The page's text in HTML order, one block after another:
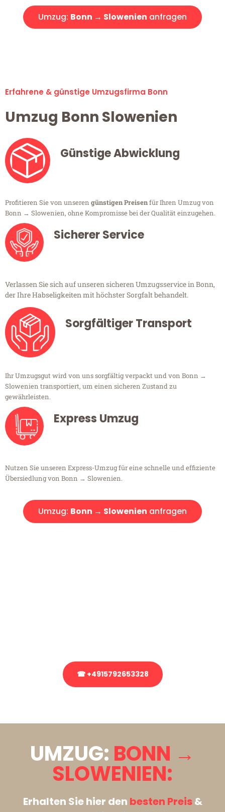
Umzug: Bonn → Slowenien anfragen
Erfahrene & günstige Umzugsfirma Bonn
Umzug Bonn Slowenien
Günstige Abwicklung
Profitieren Sie von unseren günstigen Preisenfür Ihren Umzug von
Bonn → Slowenien, ohne Kompromisse bei der Qualität einzugehen.
Sicherer Service
Verlassen Sie sich auf unseren sicheren Umzugsservice in Bonn,
der Ihre Habseligkeiten mit höchster Sorgfalt behandelt.
Sorgfältiger Transport
Ihr Umzugsgut wird von uns sorgfältig verpackt und von Bonn →
Slowenien transportiert, um einen sicheren Zustand zu
gewährleisten.
Express Umzug
Nutzen Sie unseren Express-Umzug für eine schnelle und effiziente
Übersiedlung von Bonn → Slowenien.
Umzug: Bonn → Slowenien anfragen
☎ +4915792653328
UMZUG: BONN →
SLOWENIEN:
Erhalten Sie hier den besten Preis&